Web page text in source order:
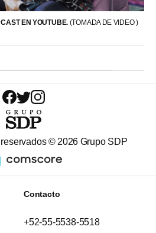
EN YOUTUBE. (TOMADA DE VIDEO )
© 2026 Grupo SDP
Contacto
+52-55-5538-5518